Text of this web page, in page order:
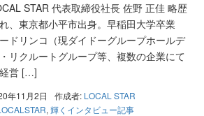
STAR 代表取締役社長 佐野 正佳 略歴
、東京都小平市出身。早稲田大学卒業
ドリンコ（現ダイドーグループホールデ
リクルートグループ等、複数の企業にて
営 […]
年11月2日 作成者: LOCAL STAR
, 輝くインタビュー記事